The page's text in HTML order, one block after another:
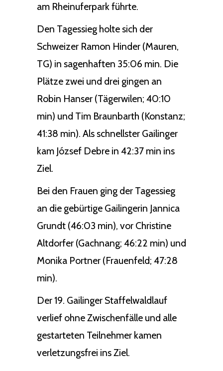
am Rheinuferpark führte.
Den Tagessieg holte sich der
Schweizer Ramon Hinder (Mauren,
TG) in sagenhaften 35:06 min. Die
Plätze zwei und drei gingen an
Robin Hanser (Tägerwilen; 40:10
min) und Tim Braunbarth (Konstanz;
41:38 min). Als schnellster Gailinger
kam József Debre in 42:37 min ins
Ziel.
Bei den Frauen ging der Tagessieg
an die gebürtige Gailingerin Jannica
Grundt (46:03 min), vor Christine
Altdorfer (Gachnang; 46:22 min) und
Monika Portner (Frauenfeld; 47:28
min).
Der 19. Gailinger Staffelwaldlauf
verlief ohne Zwischenfälle und alle
gestarteten Teilnehmer kamen
verletzungsfrei ins Ziel.